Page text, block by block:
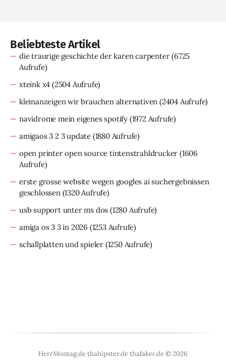
Beliebteste Artikel
die traurige geschichte der karen carpenter(6725
Aufrufe)
xteink x4 (2504 Aufrufe)
kleinanzeigen wir brauchen alternativen (2404 Aufrufe)
navidrome mein eigenes spotify (1972 Aufrufe)
amigaos 3 2 3 update (1880 Aufrufe)
open printer open source tintenstrahldrucker (1606
Aufrufe)
erste grosse website wegen googles ai suchergebnissen
geschlossen(1320 Aufrufe)
usb support unter ms dos (1280 Aufrufe)
amiga os 3 3 in 2026 (1253 Aufrufe)
schallplatten und spieler (1250 Aufrufe)
HerrMontag.de thahipster.de thafaker.de © 2026